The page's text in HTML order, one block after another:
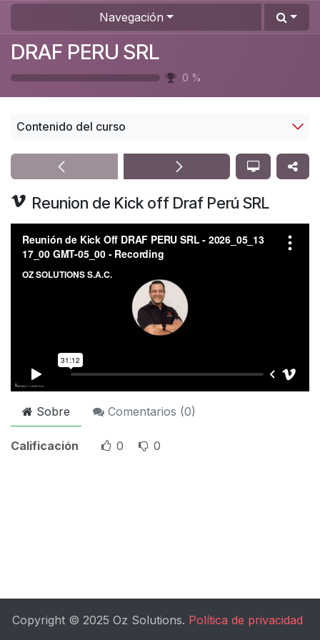
Ir al contenido
Navegación
DRAF PERU SRL
0 %
Contenido del curso
Reunion de Kick off Draf Perú SRL
Sobre Comentarios (0)
Calificación 0 0
Copyright © 2025 Oz Solutions. Política de privacidad